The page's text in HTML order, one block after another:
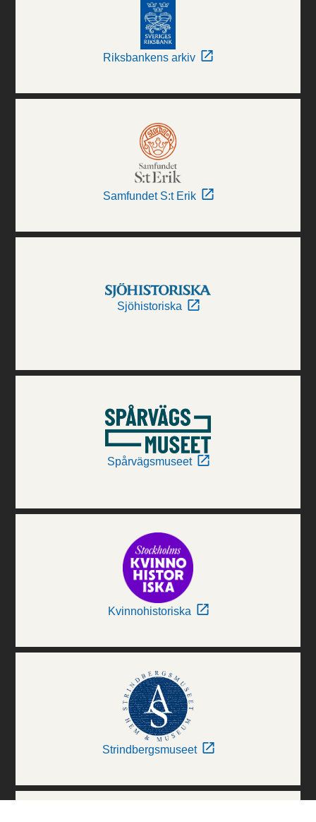
Riksbankens arkiv
Samfundet S:t Erik
Sjöhistoriska
Spårvägsmuseet
Kvinnohistoriska
Strindbergsmuseet